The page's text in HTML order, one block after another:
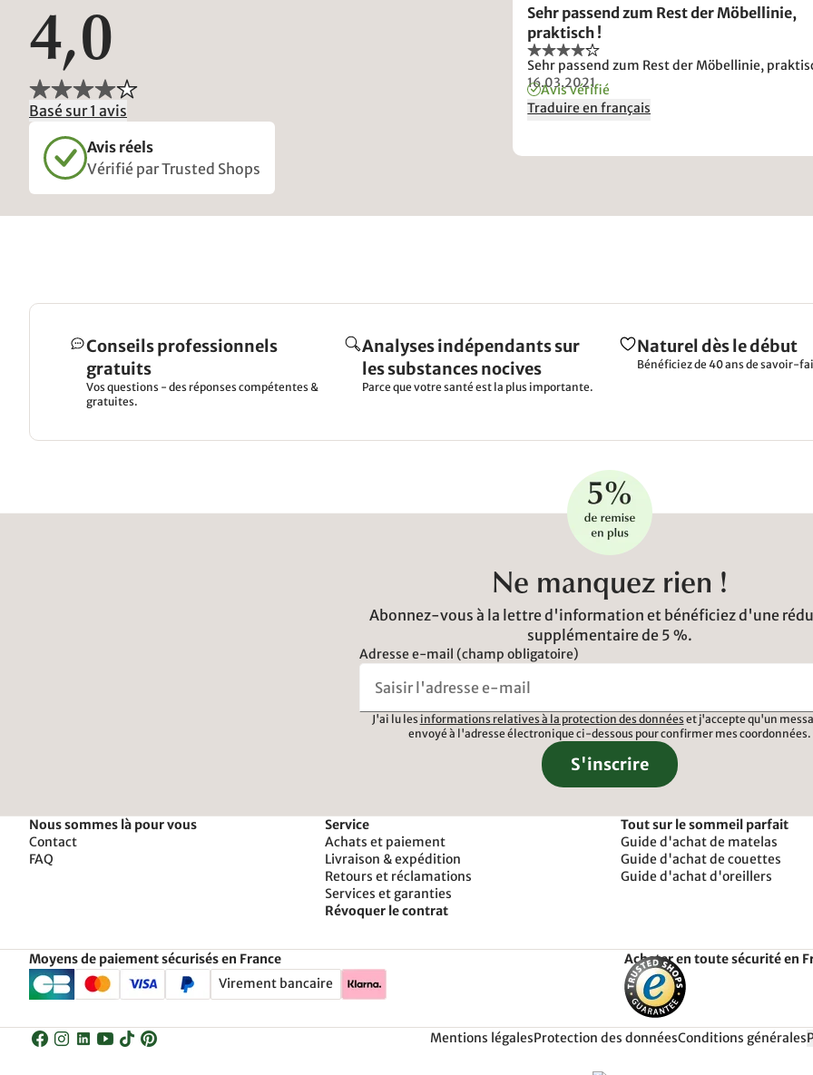
4,0
Basé sur 1 avis
Avis réels
Vérifié par Trusted Shops
Sehr passend zum Rest der Möbellinie,
praktisch !
Sehr passend zum Rest der Möbellinie,
16.03.2021
Avis vérifié
Traduire en français
Conseils professionnels
gratuits
Vos questions - des réponses compétentes &
gratuites.
Analyses indépendants sur
les substances nocives
Parce que votre santé est la plus importante.
Naturel dès le début
Bénéficiez de 40 ans de savoir-
Ne manquez rien !
Abonnez-vous à la lettre d'information et bénéficiez d'une
supplémentaire de 5 %.
Adresse e-mail (champ obligatoire)
J'ai lu les informations relatives à la protection des données et j'accepte qu'un
envoyé à l'adresse électronique ci-dessous pour confirmer mes coordonnées.
S'inscrire
Nous sommes là pour vous
Contact
FAQ
Service
Achats et paiement
Livraison & expédition
Retours et réclamations
Services et garanties
Révoquer le contrat
Tout sur le sommeil parfait
Guide d'achat de matelas
Guide d'achat de couettes
Guide d'achat d'oreillers
Moyens de paiement sécurisés en France
Virement bancaire
Acheter en toute sécurité en
Mentions légalesProtection des donnéesConditions générales